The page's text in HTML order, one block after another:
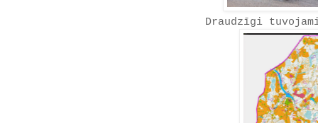
Draudzīgi